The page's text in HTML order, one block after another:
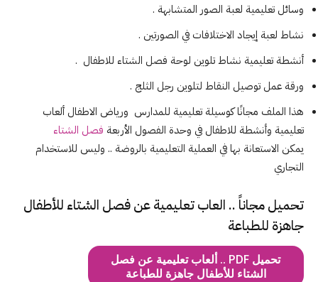
وسائل تعليمية لعبة الصور المتشابهة .
نشاط لعبة إيجاد الاختلافات في الصورتين .
أنشطة تعليمية نشاط تلوين لوحة فصل الشتاء للاطفال .
ورقة عمل توصيل النقاط لتلوين رجل الثلج .
هذا الملف مجانًا كوسيلة تعليمية للمدارس ورياض الاطفال ألعاب
تعليمية وأنشطة للاطفال في وحدة الفصول الأربعة فصل الشتاء
يمكن الاستعانة بها في العملية التعليمية بالروضة .. وليس للاستخدام
التجاري
تحميل مجاناً .. العاب تعليمية عن فصل الشتاء للأطفال
جاهزة للطباعة
تحميل PDF .. ألعاب تعليمية عن فصل
الشتاء للأطفال جاهزة للطباعة